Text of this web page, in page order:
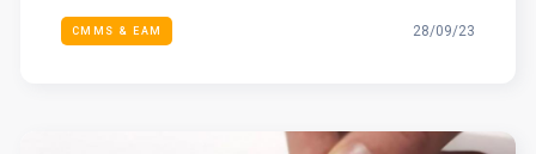
CMMS & EAM 28/09/23